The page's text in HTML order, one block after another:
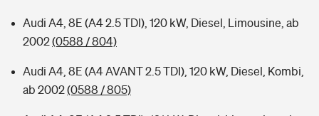
Audi A4, 8E (A4 2.5 TDI), 120 kW, Diesel, Limousine, ab
2002(0588 / 804)
Audi A4, 8E (A4 AVANT 2.5 TDI), 120 kW, Diesel, Kombi,
ab 2002(0588 / 805)